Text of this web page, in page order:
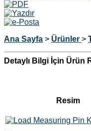
Ana Sayfa > Ürünler >
Detaylı Bilgi İçin Ürün
Resim